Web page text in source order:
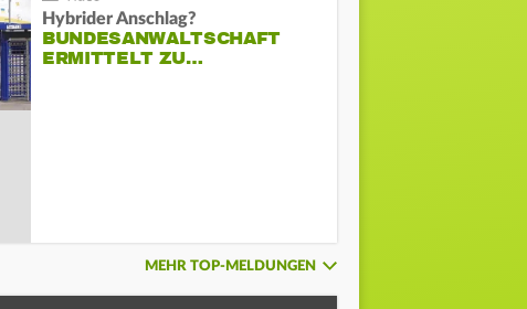
Hybrider Anschlag?
BUNDESANWALTSCHAFT
ERMITTELT ZU…
MEHR TOP-MELDUNGEN